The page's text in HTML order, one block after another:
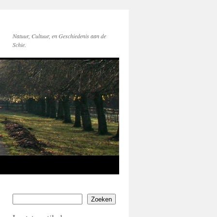
Natuur, Cultuur, en Geschiedenis aan de
Schie.
Zoeken